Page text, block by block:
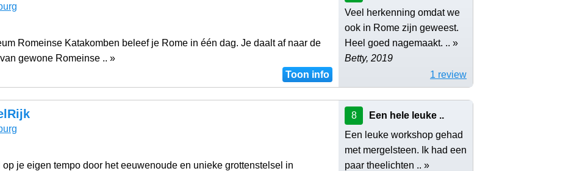
Romeinse Katakomben beleef je Rome in één dag. Je daalt af naar de
gewone Romeinse .. »
Toon info
Veel herkenning omdat we
ook in Rome zijn geweest.
Heel goed nagemaakt. .. »
Betty, 2019
1 review
op je eigen tempo door het eeuwenoude en unieke grottenstelsel in
8
Een hele leuke ..
Een leuke workshop gehad
met mergelsteen. Ik had een
paar theelichten .. »